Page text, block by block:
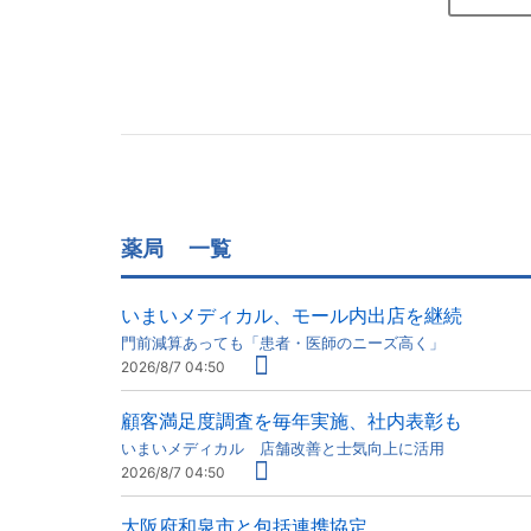
薬局 一覧
いまいメディカル、モール内出店を継続
門前減算あっても「患者・医師のニーズ高く」
2026/8/7 04:50
顧客満足度調査を毎年実施、社内表彰も
いまいメディカル 店舗改善と士気向上に活用
2026/8/7 04:50